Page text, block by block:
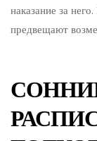
наказание за
предвещают